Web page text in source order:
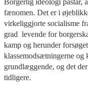
fænomen. Det er i
virkeliggjorte socialisme
grad levende for
kamp og herunder
klassemodsætningerne og
grundlæggende, og det
tidligere.